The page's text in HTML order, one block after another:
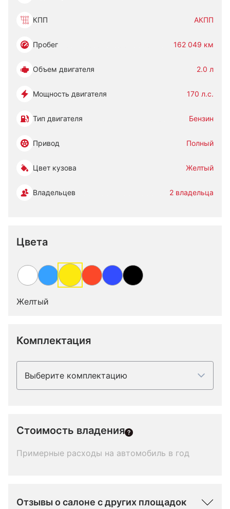
КПП АКПП
Пробег 162 049 км
Объем двигателя 2.0 л
Мощность двигателя 170 л.с.
Тип двигателя Бензин
Привод Полный
Цвет кузова Желтый
Владельцев 2 владельца
Цвета
Желтый
Комплектация
Выберите комплектацию
Стоимость владения
Примерные расходы на автомобиль в год
Отзывы о салоне с других площадок